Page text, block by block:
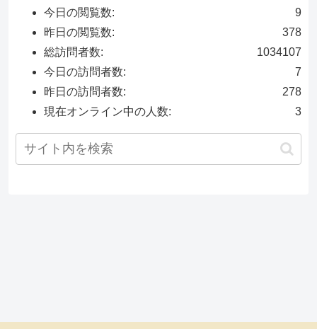
9
今日の閲覧数:
378
昨日の閲覧数:
1034107
総訪問者数:
7
今日の訪問者数:
278
昨日の訪問者数:
3
現在オンライン中の人数: